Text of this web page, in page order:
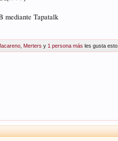
mediante Tapatalk
,Merters y 1 persona más les gusta esto.